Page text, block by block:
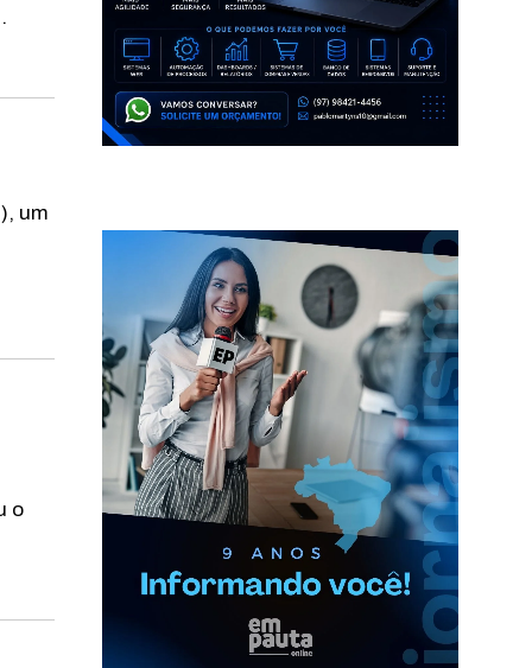
um
o